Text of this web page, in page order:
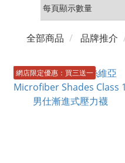
全部商品 品牌推介
網店限定優惠：買三送一